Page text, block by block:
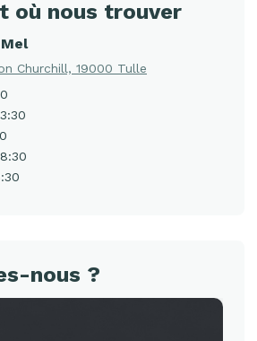
où nous trouver
Churchill, 19000 Tulle
nous ?